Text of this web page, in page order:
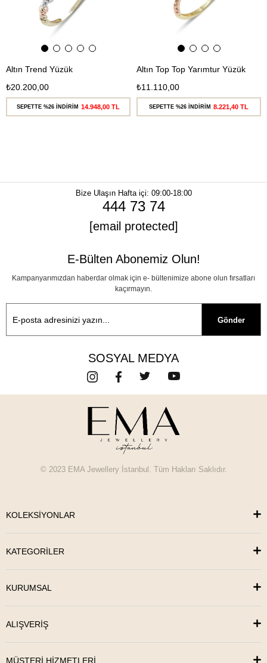
Altın Trend Yüzük
₺20.200,00
SEPETTE %26 İNDİRİM 14.948,00 TL
Altın Top Top Yarımtur Yüzük
₺11.110,00
SEPETTE %26 İNDİRİM 8.221,40 TL
Bize Ulaşın
444 73 74
[email protected]
Hafta içi: 09:00-18:00
E-Bülten Abonemiz Olun!
Kampanyarımızdan haberdar olmak için e- bültenimize abone olun fırsatları
kaçırmayın.
Gönder
SOSYAL MEDYA
© 2023 EMA Jewellery İstanbul. Tüm Hakları Saklıdır.
KOLEKSİYONLAR
KATEGORİLER
KURUMSAL
ALIŞVERİŞ
MÜŞTERİ HİZMETLERİ